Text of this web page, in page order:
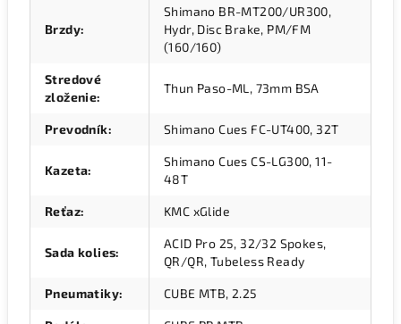
Brzdy:
Shimano BR-MT200/UR300,
Hydr, Disc Brake, PM/FM
(160/160)
Stredové
zloženie:
Thun Paso-ML, 73mm BSA
Prevodník: Shimano Cues FC-UT400, 32T
Kazeta:
Shimano Cues CS-LG300, 11-
48T
Reťaz: KMC xGlide
Sada kolies:
ACID Pro 25, 32/32 Spokes,
QR/QR, Tubeless Ready
Pneumatiky: CUBE MTB, 2.25